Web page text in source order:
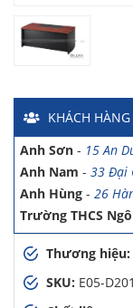
KHÁCH HÀNG
Anh Quang
Chị Nghi-
Chị Mai
-
Khu
trước
Anh Sơn - 15 An
Anh Nam - 33 Đại
Anh Hùng - 26
Trường THCS
ngày trước
Trường THCS
3 ngày trước
Thương hiệu:
SKU: E05-